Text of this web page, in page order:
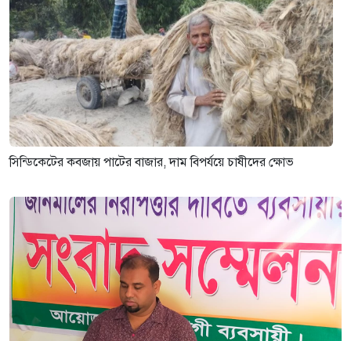
সিন্ডিকেটের কবজায় পাটের বাজার, দাম বিপর্যয়ে চাষীদের ক্ষোভ